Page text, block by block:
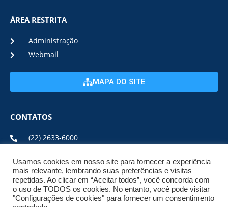
ÁREA RESTRITA
Administração
Webmail
MAPA DO SITE
CONTATOS
(22) 2633-6000
ENDEREÇO E HORÁRIO
ESTRADA DA USINA, Nº 600 CENTRO, CEP: 28950-000
DE SEGUNDA A SEXTA DE 08:00 ÀS 17:00
Usamos cookies em nosso site para fornecer a experiência
mais relevante, lembrando suas preferências e visitas
repetidas. Ao clicar em “Aceitar todos”, você concorda com
o uso de TODOS os cookies. No entanto, você pode visitar
"Configurações de cookies" para fornecer um consentimento